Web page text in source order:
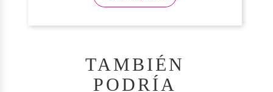
TAMBIÉN
PODRÍA